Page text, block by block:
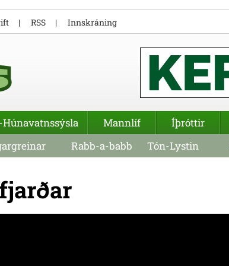
RSS Innskráning
Mannlíf Íþróttir
Rabb-a-babb Tón-Lystin